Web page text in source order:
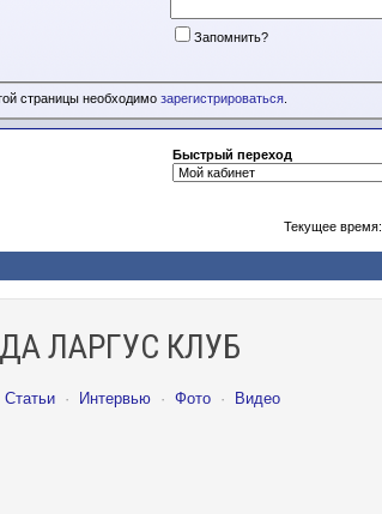
Запомнить?
страницы необходимо зарегистрироваться
Быстрый переход
Текущее время:
ЛАРГУС КЛУБ
Статьи · Интервью · Фото · Видео